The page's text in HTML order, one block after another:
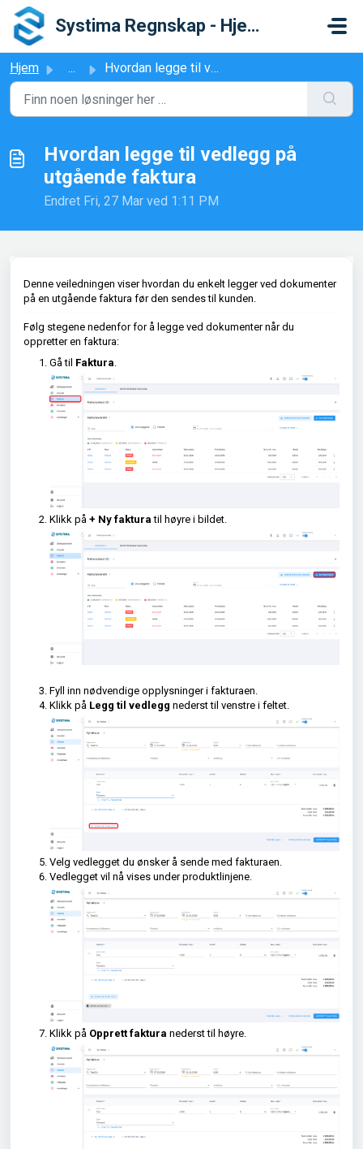
Gå til hovedinnhold
Systima Regnskap - Hjelpesenter
Hjem ... Hvordan legge til vedlegg på utgående faktura
Hvordan legge til vedlegg på
utgående faktura
Endret Fri, 27 Mar ved 1:11 PM
Denne veiledningen viser hvordan du enkelt legger ved dokumenter
på en utgående faktura før den sendes til kunden.
Følg stegene nedenfor for å legge ved dokumenter når du
oppretter en faktura:
Gå til Faktura.
Klikk på + Ny faktura til høyre i bildet.
Fyll inn nødvendige opplysninger i fakturaen.
Klikk på Legg til vedlegg nederst til venstre i feltet.
Velg vedlegget du ønsker å sende med fakturaen.
Vedlegget vil nå vises under produktlinjene.
Klikk på Opprett faktura nederst til høyre.